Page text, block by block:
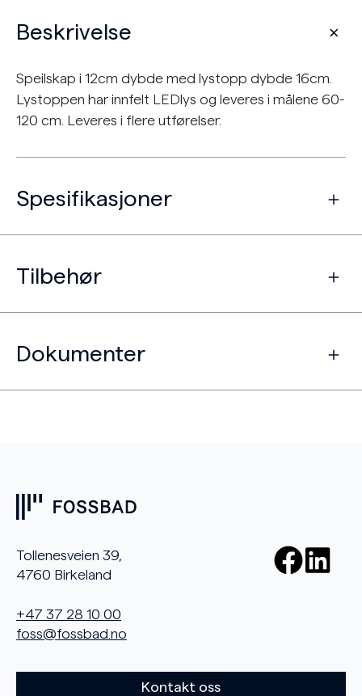
Beskrivelse
Speilskap i 12cm dybde med lystopp dybde 16cm.
Lystoppen har innfelt LEDlys og leveres i målene 60-
120 cm. Leveres i flere utførelser.
Spesifikasjoner
Tilbehør
Dokumenter
Tollenesveien 39,
4760 Birkeland
+47 37 28 10 00
foss@fossbad.no
Kontakt oss